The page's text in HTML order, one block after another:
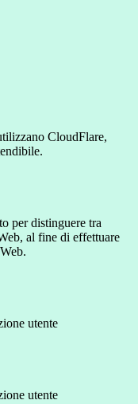
CloudFlare,
per distinguere tra
al fine di effettuare
utente
utente